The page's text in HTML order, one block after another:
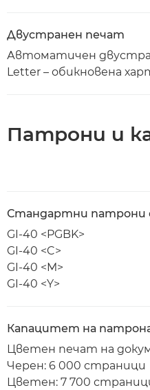
Двустранен печат
Автоматичен
Letter – обикновена
Патрони и
Стандартни патрони
GI-40 <PGBK>
GI-40 <C>
GI-40 <M>
GI-40 <Y>
Капацитет на
Цветен печат на
Черен: 6 000 страници
Цветен: 7 700